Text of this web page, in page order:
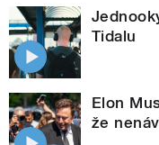
Tidalu
Elon
že